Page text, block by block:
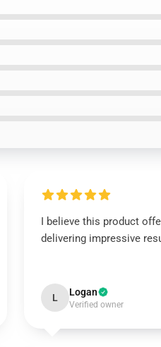
I believe this product
delivering impressive
L Logan
Verified owner